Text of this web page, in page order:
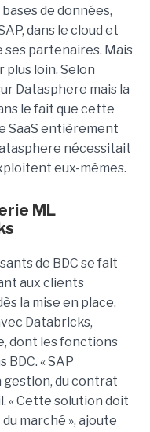
de données,
dans le cloud et
ses partenaires. Mais
plus loin. Selon
Datasphere mais la
le fait que cette
SaaS entièrement
nécessitait
eux-mêmes.
ML
de BDC se fait
aux clients
la mise en place.
Databricks,
dont les fonctions
« SAP
gestion, du contrat
« Cette solution doit
marché », ajoute